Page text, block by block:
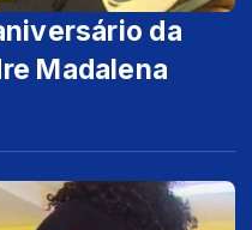
da
Madalena